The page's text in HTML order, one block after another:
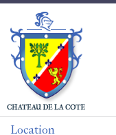
Location